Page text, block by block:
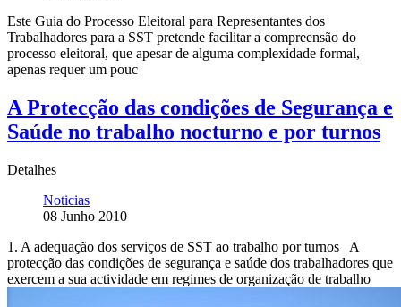
Este Guia do Processo Eleitoral para Representantes dos
Trabalhadores para a SST pretende facilitar a compreensão do
processo eleitoral, que apesar de alguma complexidade formal,
apenas requer um pouc
A Protecção das condições de Segurança e
Saúde no trabalho nocturno e por turnos
Detalhes
Noticias
08 Junho 2010
1. A adequação dos serviços de SST ao trabalho por turnos A
protecção das condições de segurança e saúde dos trabalhadores que
exercem a sua actividade em regimes de organização de trabalho